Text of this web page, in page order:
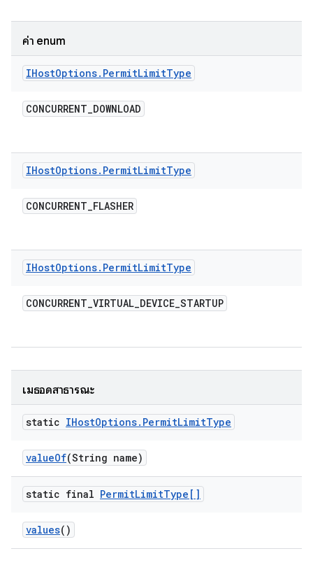
ค่า enum
IHostOptions. PermitLimitType
CONCURRENT_DOWNLOAD
IHostOptions. PermitLimitType
CONCURRENT_FLASHER
IHostOptions. PermitLimitType
CONCURRENT_VIRTUAL_DEVICE_STARTUP
เมธอดสาธารณะ
static IHostOptions. PermitLimitType
valueOf(String name)
static final PermitLimitType[]
values()